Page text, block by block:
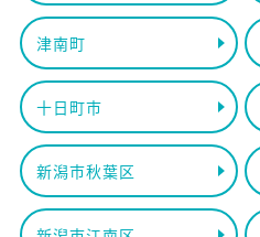
津南町
十日町市
新潟市秋葉区